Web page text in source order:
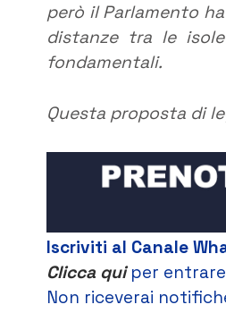
però il Parlamento
distanze tra le
fondamentali.
Questa proposta di
Iscriviti al Canale
Clicca quiper entrare
Non riceverai